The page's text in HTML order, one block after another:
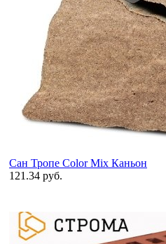
Сан Тропе Color Mix Каньон
121.34 руб.